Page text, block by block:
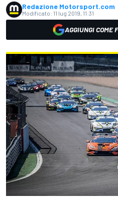
Redazione Motorsport.com
Modificato: 11 lug 2019, 11:31
AGGIUNGI COME